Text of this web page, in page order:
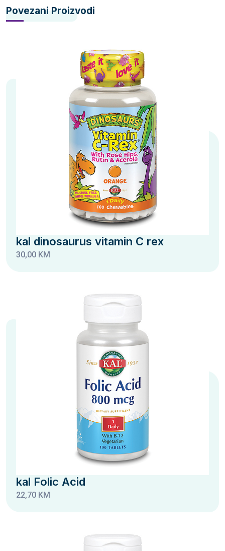
Povezani Proizvodi
kal dinosaurus vitamin C rex
30,00 KM
kal Folic Acid
22,70 KM